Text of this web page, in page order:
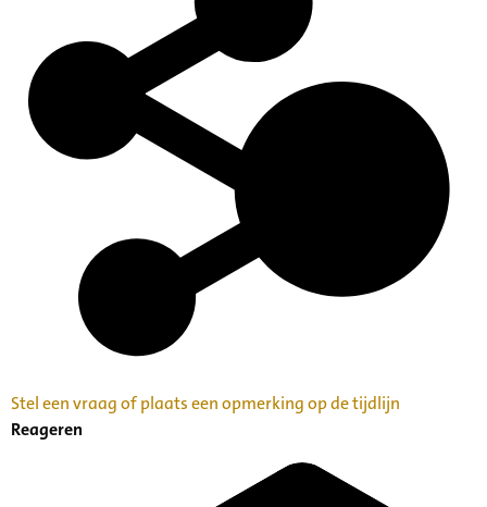
mailadres nederlandsmuziekinstituut@denhaag.nl
Categorie:
Families en Personen
Kunst, Cultuur en Erfgoedbeheer
Archiefvormer(s):
Lou Coenen
Stel een vraag of plaats een opmerking op de tijdlijn
Reageren